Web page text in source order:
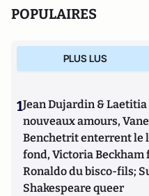
POPULAIRES
PLUS LUS
1Jean Dujardin &
nouveaux amours,
Benchetrit enterrent le
fond, Victoria
Ronaldo du bisco-fils;
Shakespeare queer